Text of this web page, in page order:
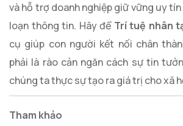
và hỗ trợ doanh nghiệp giữ vững uy
loạn thông tin. Hãy để Trí tuệ nhân
cụ giúp con người kết nối chân
phải là rào cản ngăn cách sự tin
chúng ta thực sự tạo ra giá trị cho xã
Tham khảo